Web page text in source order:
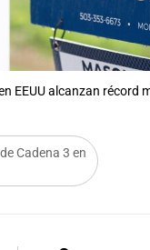
EEUU alcanzan
Cadena 3 en